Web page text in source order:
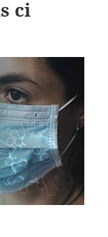
ci